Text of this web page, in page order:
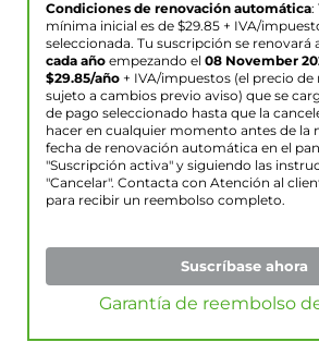
Condiciones de renovación automática:
mínima inicial es de $29.85 + IVA/
seleccionada. Tu suscripción se
cada año empezando el 08 November
$29.85/año + IVA/impuestos (el precio de
sujeto a cambios previo aviso) que se
de pago seleccionado hasta que la
hacer en cualquier momento antes de la
fecha de renovación automática en el
"Suscripción activa" y siguiendo las
"Cancelar". Contacta con Atención al
para recibir un reembolso completo.
Suscríbase ahora
Garantía de reembolso